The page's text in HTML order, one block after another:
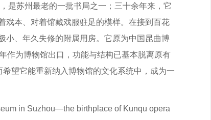
是苏州最老的一批书局之一；三十余年来，它
戏本、对着馆藏戏服驻足的模样。在接到百花
小、年久失修的附属用房。它原为中国昆曲博
作为博物馆出口，功能与结构已基本脱离原有
望它能重新纳入博物馆的文化系统中，成为一
in Suzhou—the birthplace of Kunqu opera